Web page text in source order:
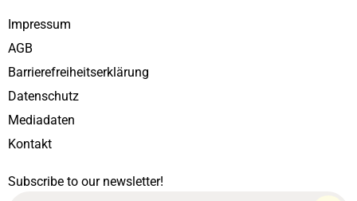
Impressum
AGB
Barrierefreiheitserklärung
Datenschutz
Mediadaten
Kontakt
Subscribe to our newsletter!